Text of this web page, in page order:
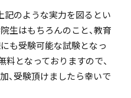
記のような実力を図るとい
生はもちろんのこと、教育
も受験可能な試験となっ
となっておりますので、
、受験頂けましたら幸いで